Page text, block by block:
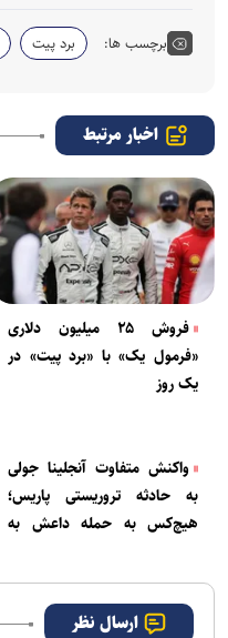
برچسب ها: برد پیت
اخبار مرتبط
فروش ۲۵ میلیون دلاری
«فرمول یک» با «برد پیت» در
یک روز
واکنش متفاوت آنجلینا جولی
به حادثه تروریستی پاریس؛
هیچ‌کس به حمله داعش به
ارسال نظر